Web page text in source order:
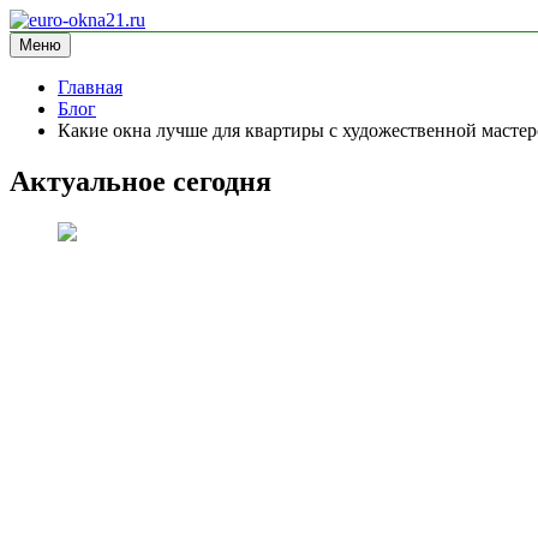
Перейти
к
содержимому
euro-okna21.ru
блог про окна
Меню
Главная
Блог
Какие окна лучше для квартиры с художественной
Актуальное сегодня